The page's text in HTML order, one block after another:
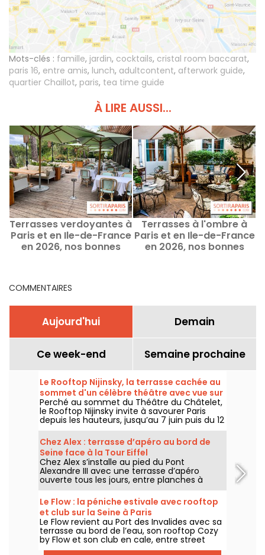
Mots-clés : famille, jardin, cocktails, cristal room baccarat,
paris 16, entre amis, lunch, adultcontent, afterwork guide,
quartier Chaillot, paris, tea time guide
À LIRE AUSSI...
Terrasses verdoyantes à
Paris et en Ile-de-France
en 2026, nos bonnes
Terrasses à l'ombre à
Paris et en Ile-de-France
en 2026, nos bonnes
COMMENTAIRES
Aujourd'hui Demain
Ce week-end Semaine prochaine
Le Rooftop Nijinsky, la terrasse cachée au
sommet d'un célèbre théâtre avec vue sur
Paris
Perché au sommet du Théâtre du Châtelet,
le Rooftop Nijinsky invite à savourer Paris
depuis les hauteurs, jusqu’au 7 juin puis du 12
juillet au 21 septembre 2026, entre terrasse
panoramique, cocktails, cuisine toute la
journée et DJ sets jusqu’au bout de la nuit.
Chez Alex : terrasse d’apéro au bord de
Seine face à la Tour Eiffel
Chez Alex s’installe au pied du Pont
Alexandre III avec une terrasse d’apéro
ouverte tous les jours, entre planches à
partager, cocktails, vue sur la Seine et
ambiance d’été face à la Tour Eiffel.
Le Flow : la péniche estivale avec rooftop
et club sur la Seine à Paris
Le Flow revient au Port des Invalides avec sa
terrasse au bord de l’eau, son rooftop Cozy
by Flow et son club en cale, entre street
food, cocktails, DJ sets et soirées d’été sur la